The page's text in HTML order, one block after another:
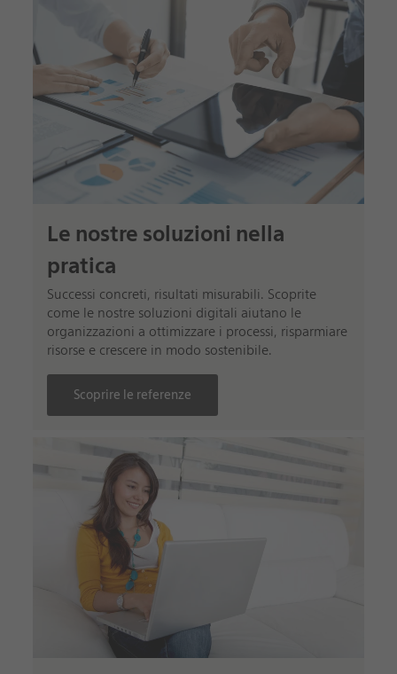
Le nostre soluzioni nella
pratica
Successi concreti, risultati misurabili. Scoprite
come le nostre soluzioni digitali aiutano le
organizzazioni a ottimizzare i processi, risparmiare
risorse e crescere in modo sostenibile.
Scoprire le referenze